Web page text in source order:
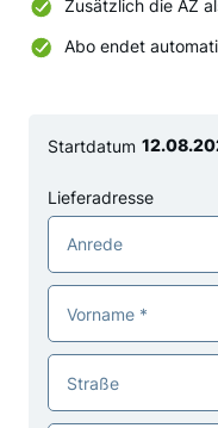
Zusätzlich die AZ
Abo endet
Startdatum
Lieferadresse